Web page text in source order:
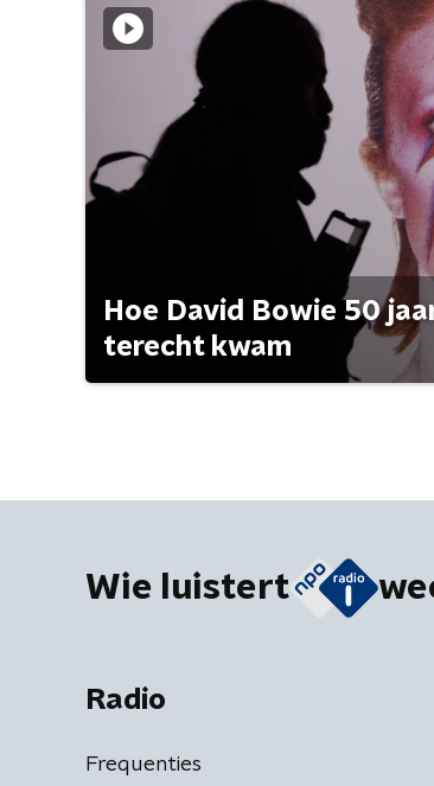
Hoe David Bowie 50
terecht kwam
Wie luistert
Radio
Frequenties